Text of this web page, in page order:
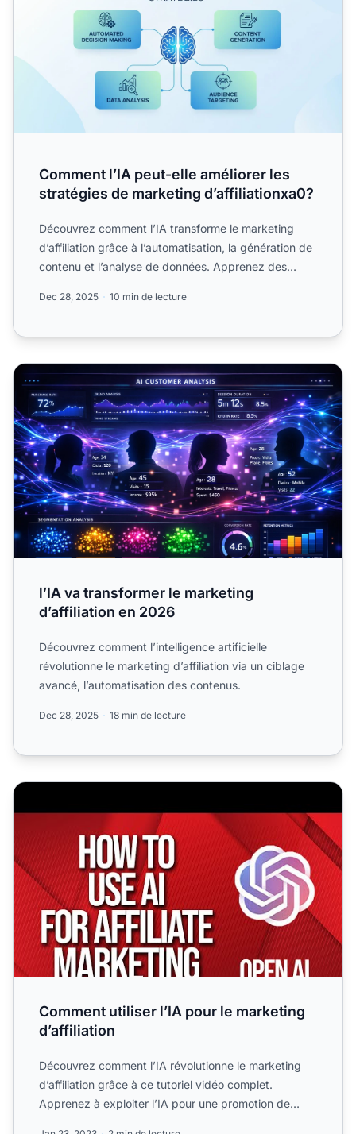
Comment l’IA peut-elle améliorer les
stratégies de marketing d’affiliationxa0?
Découvrez comment l’IA transforme le marketing
d’affiliation grâce à l’automatisation, la génération de
contenu et l’analyse de données. Apprenez des
Dec 28, 2025 10 min de lecture
l’IA va transformer le marketing d’affiliation en 2026
l’IA va transformer le marketing
d’affiliation en 2026
Découvrez comment l’intelligence artificielle
révolutionne le marketing d’affiliation via un ciblage
avancé, l’automatisation des contenus.
Dec 28, 2025 18 min de lecture
Comment utiliser l’IA pour le marketing d’affiliation
Comment utiliser l’IA pour le marketing
d’affiliation
Découvrez comment l’IA révolutionne le marketing
d’affiliation grâce à ce tutoriel vidéo complet.
Apprenez à exploiter l’IA pour une promotion de